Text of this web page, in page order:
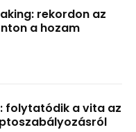
rekordon az
a hozam
folytatódik a vita az